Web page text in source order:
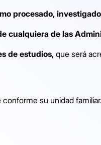
procesado,
cualquiera de las
de estudios, que será
su unidad familiar.